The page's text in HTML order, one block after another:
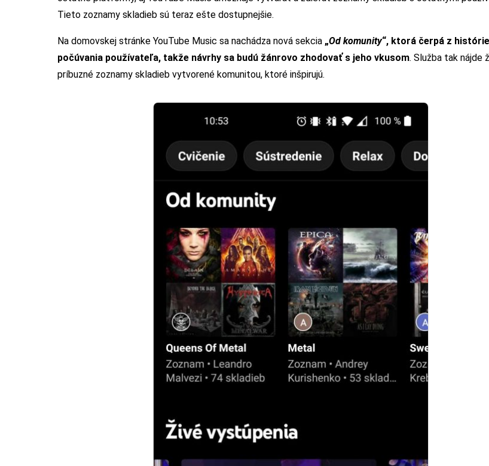
Tieto zoznamy skladieb sú teraz ešte dostupnejšie.
Na domovskej stránke YouTube Music sa nachádza nová sekcia „Od komunity“, ktorá čerpá z histórie
počúvania používateľa, takže návrhy sa budú žánrovo zhodovať s jeho vkusom. Služba tak nájde
príbuzné zoznamy skladieb vytvorené komunitou, ktoré inšpirujú.